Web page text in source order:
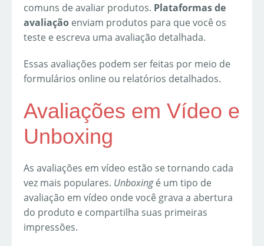
comuns de avaliar produtos. Plataformas de
avaliação enviam produtos para que você os
teste e escreva uma avaliação detalhada.
Essas avaliações podem ser feitas por meio de
formulários online ou relatórios detalhados.
Avaliações em Vídeo e
Unboxing
As avaliações em vídeo estão se tornando cada
vez mais populares. Unboxingé um tipo de
avaliação em vídeo onde você grava a abertura
do produto e compartilha suas primeiras
impressões.